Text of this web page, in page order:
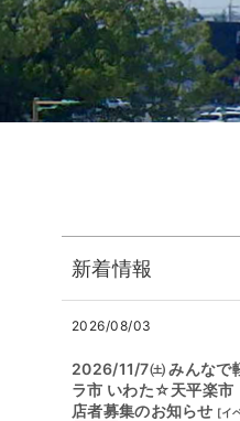
新着情報
2026/08/03
2026/11/7㈯ みんなで
ラ市 いわた☆天平楽
店者募集のお知らせ [イ